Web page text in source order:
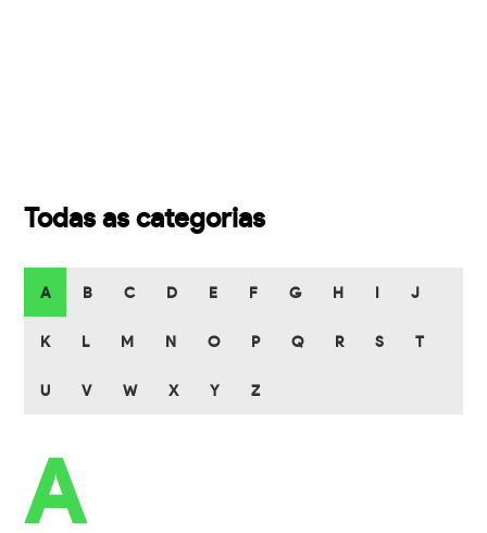
Todas as categorias
A B C D E F G H J
K L M N O P Q R S T
U V W X Y Z
A